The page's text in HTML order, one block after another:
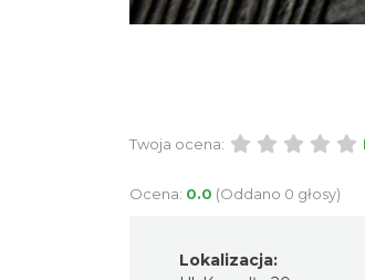
Twoja ocena:
Ocena: 0.0 (Oddano 0 głosy)
Lokalizacja: